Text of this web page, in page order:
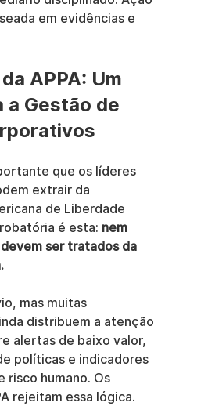
em evidências e
APPA: Um
a Gestão de
que os líderes
extrair da
de Liberdade
é esta: nem
ser tratados da
mas muitas
distribuem a atenção
alertas de baixo valor,
políticas e indicadores
risco humano. Os
rejeitam essa lógica.